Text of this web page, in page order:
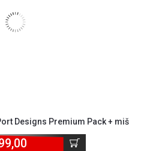
Designs Premium Pack + miš